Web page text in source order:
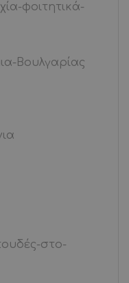
φοιτητικά-
Βουλγαρίας
στο-